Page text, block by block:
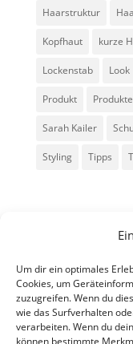
Um dir ein optimales
Cookies, um
zuzugreifen. Wenn du
wie das Surfverhalten
verarbeiten. Wenn du
können bestimmte
Haarstruktur
Kopfhaut kurze
Lockenstab Look
Produkt Produkte
Sarah Kailer
Styling Tipps
Alle